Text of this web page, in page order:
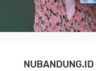
NUBANDUNG.ID